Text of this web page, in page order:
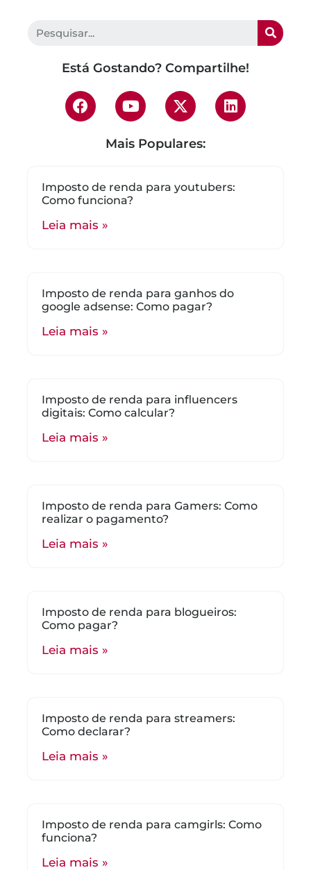
Está Gostando? Compartilhe!
Mais Populares:
Imposto de renda para youtubers:
Como funciona?
Leia mais »
Imposto de renda para ganhos do
google adsense: Como pagar?
Leia mais »
Imposto de renda para influencers
digitais: Como calcular?
Leia mais »
Imposto de renda para Gamers: Como
realizar o pagamento?
Leia mais »
Imposto de renda para blogueiros:
Como pagar?
Leia mais »
Imposto de renda para streamers:
Como declarar?
Leia mais »
Imposto de renda para camgirls: Como
funciona?
Leia mais »